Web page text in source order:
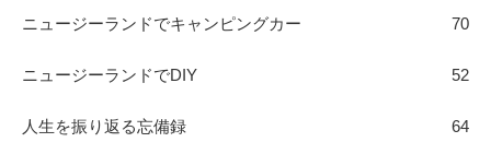
ニュージーランドでキャンピングカー 70
ニュージーランドでDIY 52
人生を振り返る忘備録 64